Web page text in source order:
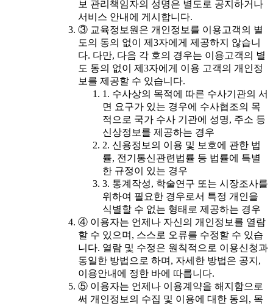
보 관리책임자의 성명은 별도로 공지하거나
서비스 안내에 게시합니다.
③ 교육정보원은 개인정보를 이용고객의 별
도의 동의 없이 제3자에게 제공하지 않습니
다. 다만, 다음 각 호의 경우는 이용고객의 별
도 동의 없이 제3자에게 이용 고객의 개인정
보를 제공할 수 있습니다.
1. 수사상의 목적에 따른 수사기관의 서
면 요구가 있는 경우에 수사협조의 목
적으로 국가 수사 기관에 성명, 주소 등
신상정보를 제공하는 경우
2. 신용정보의 이용 및 보호에 관한 법
률, 전기통신관련법률 등 법률에 특별
한 규정이 있는 경우
3. 통계작성, 학술연구 또는 시장조사를
위하여 필요한 경우로서 특정 개인을
식별할 수 없는 형태로 제공하는 경우
④ 이용자는 언제나 자신의 개인정보를 열람
할 수 있으며, 스스로 오류를 수정할 수 있습
니다. 열람 및 수정은 원칙적으로 이용신청과
동일한 방법으로 하며, 자세한 방법은 공지,
이용안내에 정한 바에 따릅니다.
⑤ 이용자는 언제나 이용계약을 해지함으로
써 개인정보의 수집 및 이용에 대한 동의, 목